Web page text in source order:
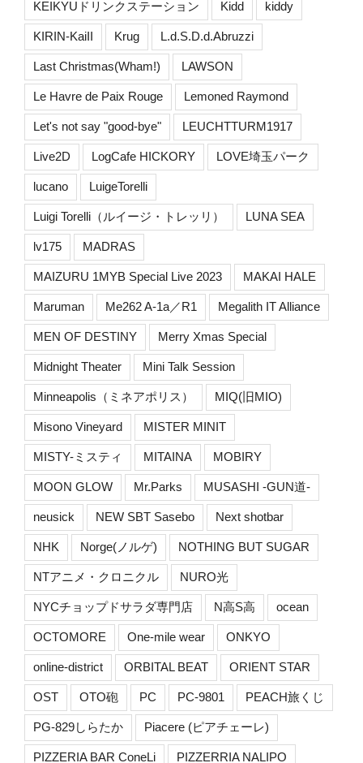
KEIKYUドリンクステーション Kidd kiddy
KIRIN-KaiII Krug L.d.S.D.d.Abruzzi
Last Christmas(Wham!) LAWSON
Le Havre de Paix Rouge Lemoned Raymond
Let's not say "good-bye" LEUCHTTURM1917
Live2D LogCafe HICKORY LOVE埼玉パーク
lucano LuigeTorelli
Luigi Torelli（ルイージ・トレッリ） LUNA SEA
lv175 MADRAS
MAIZURU 1MYB Special Live 2023 MAKAI HALE
Maruman Me262 A-1a／R1 Megalith IT Alliance
MEN OF DESTINY Merry Xmas Special
Midnight Theater Mini Talk Session
Minneapolis（ミネアポリス） MIQ(旧MIO)
Misono Vineyard MISTER MINIT
MISTY-ミスティ MITAINA MOBIRY
MOON GLOW Mr.Parks MUSASHI -GUN道-
neusick NEW SBT Sasebo Next shotbar
NHK Norge(ノルゲ) NOTHING BUT SUGAR
NTアニメ・クロニクル NURO光
NYCチョップドサラダ専門店 N高S高 ocean
OCTOMORE One-mile wear ONKYO
online-district ORBITAL BEAT ORIENT STAR
OST OTO砲 PC PC-9801 PEACH旅くじ
PG-829しらたか Piacere (ピアチェーレ)
PIZZERIA BAR ConeLi PIZZERRIA NALIPO